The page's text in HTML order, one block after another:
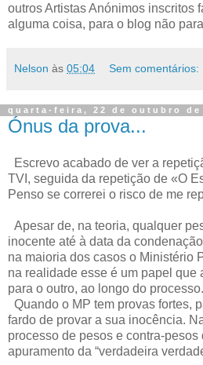
outros Artistas Anónimos inscritos
alguma coisa, para o blog não
Nelson às 05:04 Sem comentários:
quarta-feira, 22 de outubro de
Ónus da prova...
Escrevo acabado de ver a
TVI, seguida da repetição de «O
Penso se correrei o risco de me
Apesar de, na teoria, qualquer
inocente até à data da
na maioria dos casos o Ministério
na realidade esse é um papel que
para o outro, ao longo do
Quando o MP tem provas fortes,
fardo de provar a sua inocência.
processo de pesos e contra-
apuramento da “verdadeira